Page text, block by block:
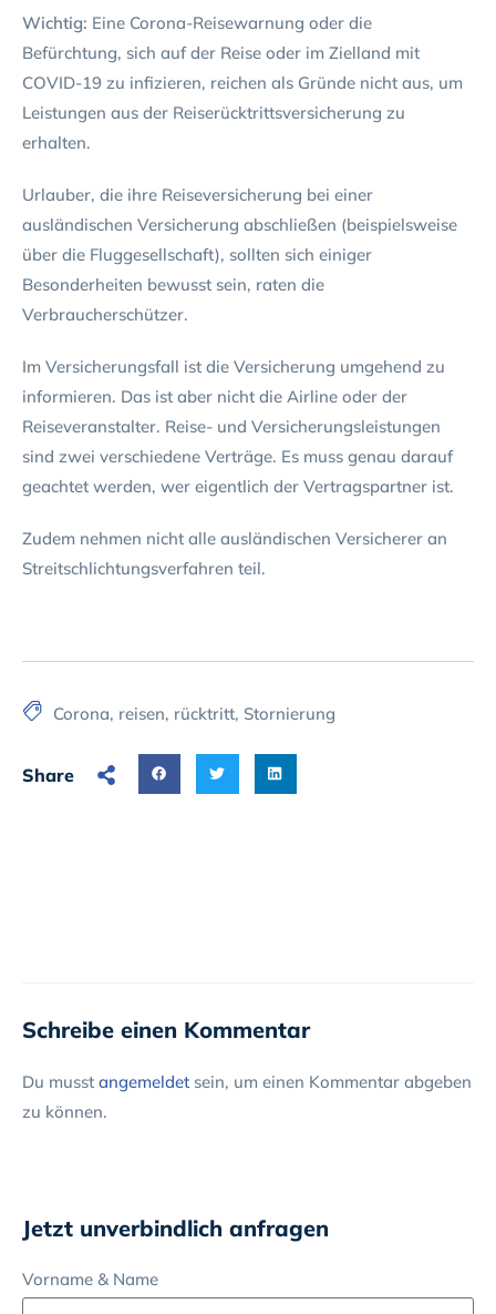
Wichtig: Eine Corona-Reisewarnung oder die
Befürchtung, sich auf der Reise oder im Zielland mit
COVID-19 zu infizieren, reichen als Gründe nicht aus, um
Leistungen aus der Reiserücktrittsversicherung zu
erhalten.
Urlauber, die ihre Reiseversicherung bei einer
ausländischen Versicherung abschließen (beispielsweise
über die Fluggesellschaft), sollten sich einiger
Besonderheiten bewusst sein, raten die
Verbraucherschützer.
Im Versicherungsfall ist die Versicherung umgehend zu
informieren. Das ist aber nicht die Airline oder der
Reiseveranstalter. Reise- und Versicherungsleistungen
sind zwei verschiedene Verträge. Es muss genau darauf
geachtet werden, wer eigentlich der Vertragspartner ist.
Zudem nehmen nicht alle ausländischen Versicherer an
Streitschlichtungsverfahren teil.
Corona, reisen, rücktritt, Stornierung
Share
Schreibe einen Kommentar
Du musst angemeldet sein, um einen Kommentar abgeben
zu können.
Jetzt unverbindlich anfragen
Vorname & Name